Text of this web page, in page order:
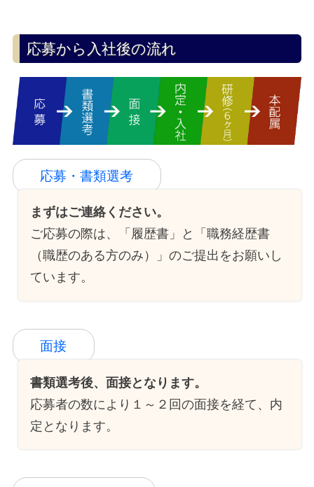
応募から入社後の流れ
応募・書類選考
まずはご連絡ください。
ご応募の際は、「履歴書」と「職務経歴書
（職歴のある方のみ）」のご提出をお願いし
ています。
面接
書類選考後、面接となります。
応募者の数により１～２回の面接を経て、内
定となります。